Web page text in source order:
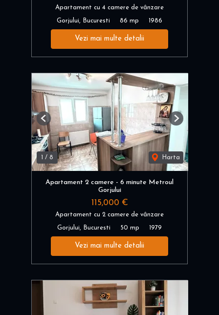
Apartament cu 4 camere de vânzare
Gorjului, Bucuresti 86 mp 1986
Vezi mai multe detalii
1 / 8 Harta
Previous Next
Apartament 2 camere - 6 minute Metroul
Gorjului
115,000 €
Apartament cu 2 camere de vânzare
Gorjului, Bucuresti 50 mp 1979
Vezi mai multe detalii